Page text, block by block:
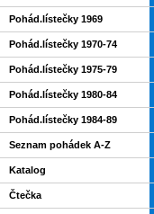
Pohád.lístečky 1969
Pohád.lístečky 1970-74
Pohád.lístečky 1975-79
Pohád.lístečky 1980-84
Pohád.lístečky 1984-89
Seznam pohádek A-Z
Katalog
Čtečka